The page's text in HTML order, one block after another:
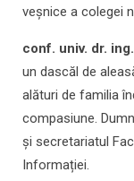
veșnice a colegei
conf. univ. dr.
un dascăl de
alături de familia
compasiune.
și secretariatul
Informației.